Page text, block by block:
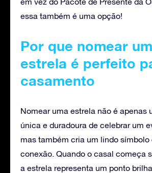
essa também é uma opção!
Por que nomear
estrela é perfeito
casamento
Nomear uma estrela não é apenas
única e duradoura de celebrar um
mas também cria um lindo símbolo
conexão. Quando o casal começa
a estrela representa um ponto